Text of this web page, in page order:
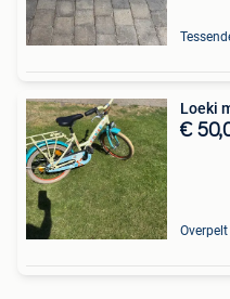
Loeki
€
Overpelt